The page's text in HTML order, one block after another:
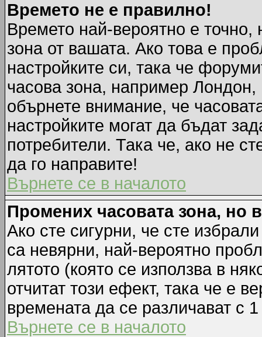
Времето не е правилно!
Времето най-вероятно е точно,
зона от вашата. Ако това е
настройките си, така че
часова зона, например
обърнете внимание, че
настройките могат да бъдат
потребители. Така че, ако не
да го направите!
Върнете се в началото
Промених часовата зона, но
Ако сте сигурни, че сте
са невярни, най-вероятно
лятото (която се използва в
отчитат този ефект, така че е
времената да се различават с
Върнете се в началото